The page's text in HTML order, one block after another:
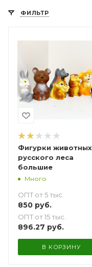
ФИЛЬТР
Фигурки животных
русского леса
большие
Много
ОПТ от 5 тыс.
850 руб.
ОПТ от 15 тыс.
896.27 руб.
В КОРЗИНУ